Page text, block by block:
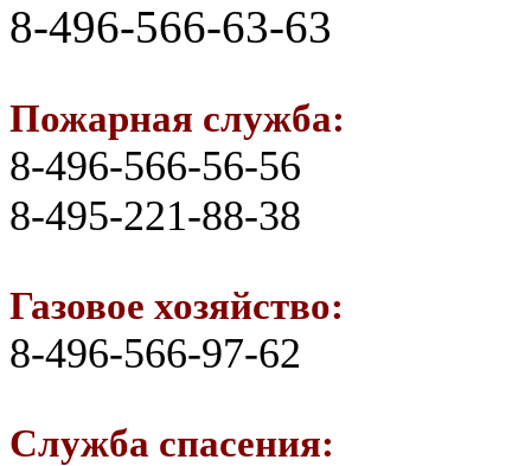
8-496-566-63-63
Пожарная служба:
8-496-566-56-56
8-495-221-88-38
Газовое хозяйство:
8-496-566-97-62
Служба спасения: